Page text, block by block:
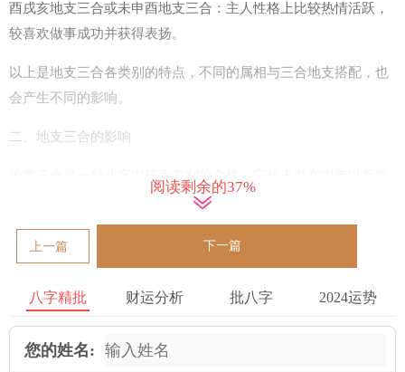
酉戌亥地支三合或未申酉地支三合：主人性格上比较热情活跃，
较喜欢做事成功并获得表扬。
以上是地支三合各类别的特点，不同的属相与三合地支搭配，也
会产生不同的影响。
二、地支三合的影响
够顺利发展，比较稳定，而对于性格方面也有一定的影响。
从性格上来看，地支三合属于比较稳定和内向的命格，这类人比
较能抗压和容忍性强，但是在性格上也有不足的地方，容易过于
顺从和忍耐，缺乏主见和野心。而这些缺点也是不利于事业发展
的，需要注意在事业中扬长避短，发挥自己的优点，避免出现不
足的地方。
阅读剩余的37%
上一篇 下一篇
八字精批 财运分析 批八字 2024运势
您的姓名: